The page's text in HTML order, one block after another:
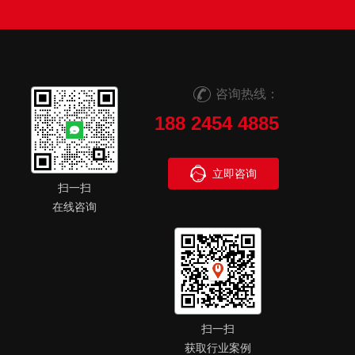
咨询热线：
188 2454 4885
立即咨询
扫一扫
在线咨询
扫一扫
获取行业案例